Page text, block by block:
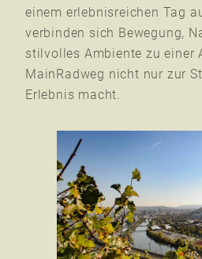
einem erlebnisreichen Tag
verbinden sich Bewegung,
stilvolles Ambiente zu einer
MainRadweg nicht nur zur
Erlebnis macht.